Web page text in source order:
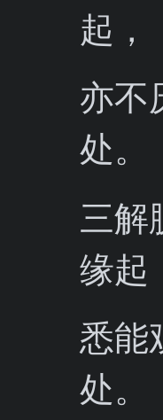
起，
亦不
处。
三解
缘起
悉能
处。